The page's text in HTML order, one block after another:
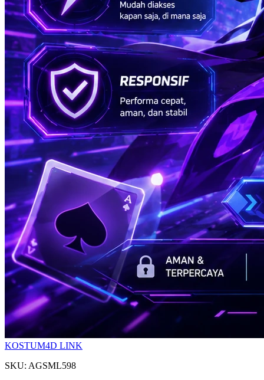
KOSTUM4D LINK
SKU: AGSML598